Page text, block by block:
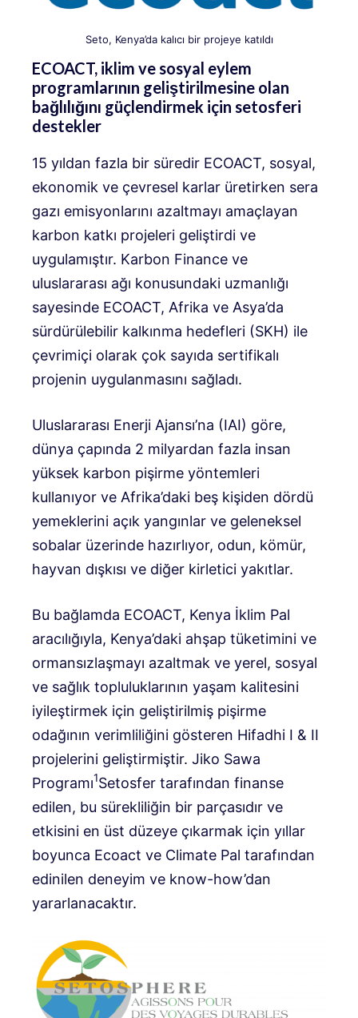
Seto, Kenya’da kalıcı bir projeye katıldı
ECOACT, iklim ve sosyal eylem
programlarının geliştirilmesine olan
bağlılığını güçlendirmek için setosferi
destekler
15 yıldan fazla bir süredir ECOACT, sosyal,
ekonomik ve çevresel karlar üretirken sera
gazı emisyonlarını azaltmayı amaçlayan
karbon katkı projeleri geliştirdi ve
uygulamıştır. Karbon Finance ve
uluslararası ağı konusundaki uzmanlığı
sayesinde ECOACT, Afrika ve Asya’da
sürdürülebilir kalkınma hedefleri (SKH) ile
çevrimiçi olarak çok sayıda sertifikalı
projenin uygulanmasını sağladı.
Uluslararası Enerji Ajansı’na (IAI) göre,
dünya çapında 2 milyardan fazla insan
yüksek karbon pişirme yöntemleri
kullanıyor ve Afrika’daki beş kişiden dördü
yemeklerini açık yangınlar ve geleneksel
sobalar üzerinde hazırlıyor, odun, kömür,
hayvan dışkısı ve diğer kirletici yakıtlar.
Bu bağlamda ECOACT, Kenya İklim Pal
aracılığıyla, Kenya’daki ahşap tüketimini ve
ormansızlaşmayı azaltmak ve yerel, sosyal
ve sağlık topluluklarının yaşam kalitesini
iyileştirmek için geliştirilmiş pişirme
odağının verimliliğini gösteren Hifadhi I & II
projelerini geliştirmiştir. Jiko Sawa
Programı1Setosfer tarafından finanse
edilen, bu sürekliliğin bir parçasıdır ve
etkisini en üst düzeye çıkarmak için yıllar
boyunca Ecoact ve Climate Pal tarafından
edinilen deneyim ve know-how’dan
yararlanacaktır.